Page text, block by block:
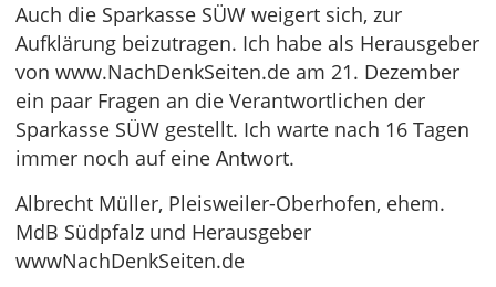
Auch die Sparkasse SÜW weigert sich, zur
Aufklärung beizutragen. Ich habe als Herausgeber
von www.NachDenkSeiten.de am 21. Dezember
ein paar Fragen an die Verantwortlichen der
Sparkasse SÜW gestellt. Ich warte nach 16 Tagen
immer noch auf eine Antwort.
Albrecht Müller, Pleisweiler-Oberhofen, ehem.
MdB Südpfalz und Herausgeber
wwwNachDenkSeiten.de